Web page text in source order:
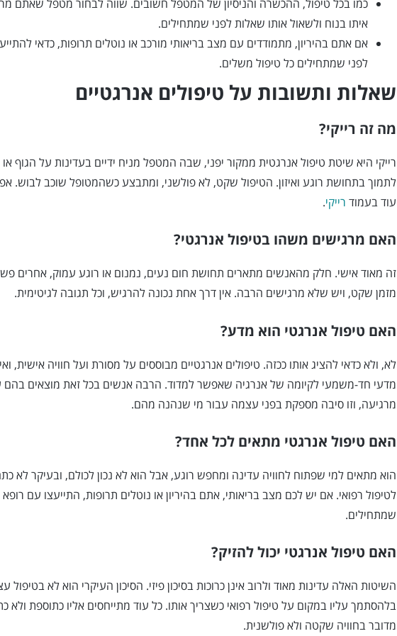
כמו בכל טיפול, ההכשרה והניסיון של המטפל חשובים. שווה לבחור מטפל שאתם
איתו בנוח ולשאול אותו שאלות לפני שמתחילים.
אם אתם בהיריון, מתמודדים עם מצב בריאותי מורכב או נוטלים תרופות, כדאי
לפני שמתחילים כל טיפול משלים.
שאלות ותשובות על טיפולים אנרגטיים
מה זה רייקי?
רייקי היא שיטת טיפול אנרגטית ממקור יפני, שבה המטפל מניח ידיים בעדינות על הגוף או
לתמוך בתחושת רוגע ואיזון. הטיפול שקט, לא פולשני, ומתבצע כשהמטופל שוכב לבוש.
עוד בעמוד רייקי.
האם מרגישים משהו בטיפול אנרגטי?
זה מאוד אישי. חלק מהאנשים מתארים תחושת חום נעים, נמנום או רוגע עמוק, אחרים
מזמן שקט, ויש שלא מרגישים הרבה. אין דרך אחת נכונה להרגיש, וכל תגובה לגיטימית.
האם טיפול אנרגטי הוא מדע?
לא, ולא כדאי להציג אותו ככזה. טיפולים אנרגטיים מבוססים על מסורת ועל חוויה אישית,
מדעי חד-משמעי לקיומה של אנרגיה שאפשר למדוד. הרבה אנשים בכל זאת מוצאים בהם
מרגיעה, וזו סיבה מספקת בפני עצמה עבור מי שנהנה מהם.
האם טיפול אנרגטי מתאים לכל אחד?
הוא מתאים למי שפתוח לחוויה עדינה ומחפש רוגע, אבל הוא לא נכון לכולם, ובעיקר לא
לטיפול רפואי. אם יש לכם מצב בריאותי, אתם בהיריון או נוטלים תרופות, התייעצו עם רופא
שמתחילים.
האם טיפול אנרגטי יכול להזיק?
השיטות האלה עדינות מאוד ולרוב אינן כרוכות בסיכון פיזי. הסיכון העיקרי הוא לא בטיפול
בלהסתמך עליו במקום על טיפול רפואי כשצריך אותו. כל עוד מתייחסים אליו כתוספת ולא
מדובר בחוויה שקטה ולא פולשנית.